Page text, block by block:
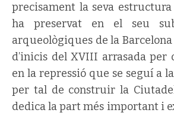
precisament la seva
ha preservat en el seu
arqueològiques de la
d’inicis del XVIII arrasada per
en la repressió que se seguí a
per tal de construir la
dedica la part més important i